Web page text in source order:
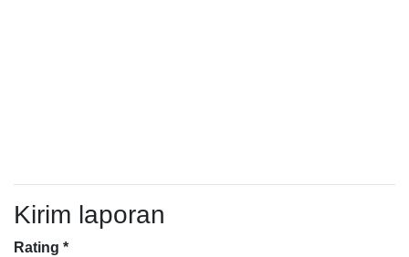
Kirim laporan
Rating *